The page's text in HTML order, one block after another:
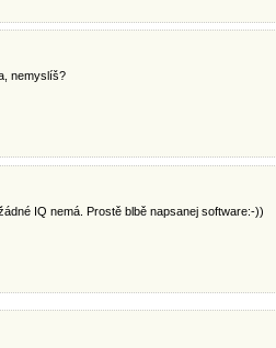
nemyslíš?
IQ nemá. Prostě blbě napsanej software:-))